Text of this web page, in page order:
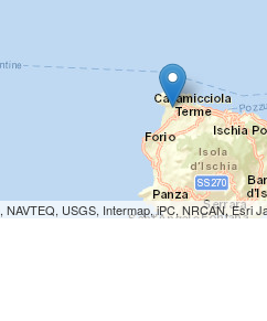
USGS, Intermap, iPC, NRCAN, Esri